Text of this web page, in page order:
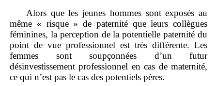
Alors que les jeunes hommes sont exposés au
même « risque » de paternité que leurs collègues
féminines, la perception de la potentielle paternité du
point de vue professionnel est très différente. Les
femmes sont soupçonnées d’un futur
désinvestissement professionnel en cas de maternité,
ce qui n’est pas le cas des potentiels pères.